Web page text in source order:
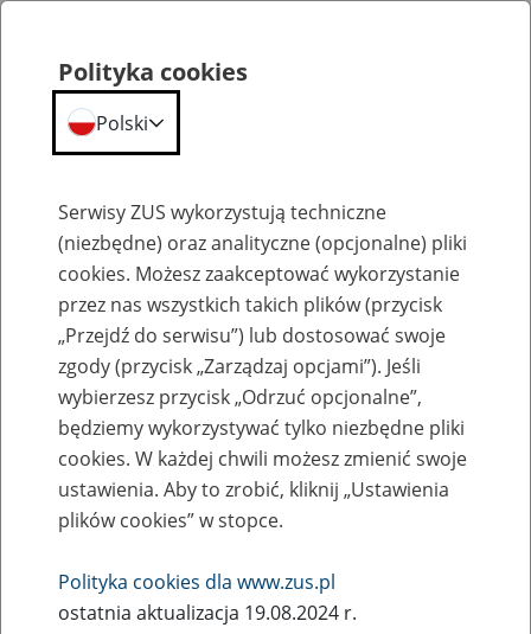
Szkolenia
Zaproś ZUS do siebie - zakładanie profili
eZUS w siedzibie Twojej firmy
Rodzaj wydarzenia
Szkolenia
Polityka cookies
Polski
Serwisy ZUS wykorzystują techniczne
(niezbędne) oraz analityczne (opcjonalne) pliki
cookies. Możesz zaakceptować wykorzystanie
przez nas wszystkich takich plików (przycisk
„Przejdź do serwisu”) lub dostosować swoje
zgody (przycisk „Zarządzaj opcjami”). Jeśli
wybierzesz przycisk „Odrzuć opcjonalne”,
będziemy wykorzystywać tylko niezbędne pliki
cookies. W każdej chwili możesz zmienić swoje
ustawienia. Aby to zrobić, kliknij „Ustawienia
plików cookies” w stopce.
Polityka cookies dla www.zus.pl
ostatnia aktualizacja 19.08.2024 r.